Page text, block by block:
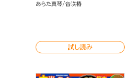
あらた真琴 音咲椿
試し読み